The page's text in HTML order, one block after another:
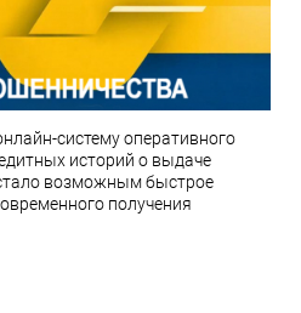
систему оперативного
историй о выдаче
возможным быстрое
получения